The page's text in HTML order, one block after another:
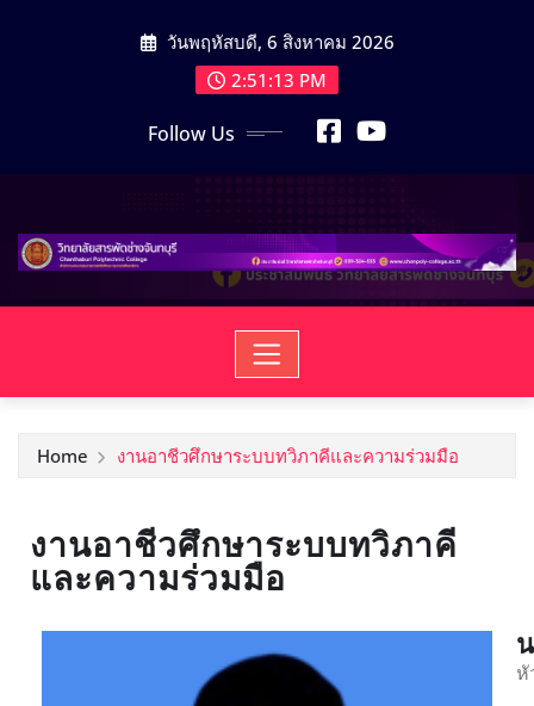
วันพฤหัสบดี, 6 สิงหาคม 2026
2:51:14 PM
Follow Us
Home งานอาชีวศึกษาระบบทวิภาคีและความร่วมมือ
งานอาชีวศึกษาระบบทวิภาคี
และความร่วมมือ
หั